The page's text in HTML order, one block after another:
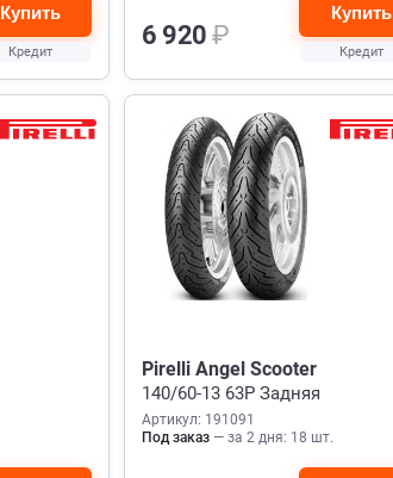
Купить
Кредит
6 920₽
Купить
Кредит
Pirelli Angel Scooter
140/60-13 63P Задняя
Артикул: 191091
Под заказ — за 2 дня: 18 шт.